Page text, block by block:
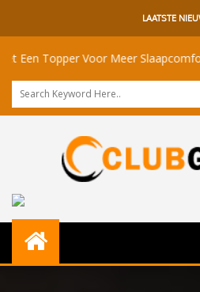
LAATSTE
Voor Meer Slaapcomfort